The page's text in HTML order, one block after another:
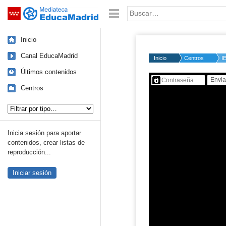
Saltar navegación Palabra o frase:
Inicio
Canal EducaMadrid
Últimos contenidos
Centros
Inicia sesión para aportar
contenidos, crear listas de
reproducción...
Iniciar sesión
Inicio Centros
Contenido protegido…